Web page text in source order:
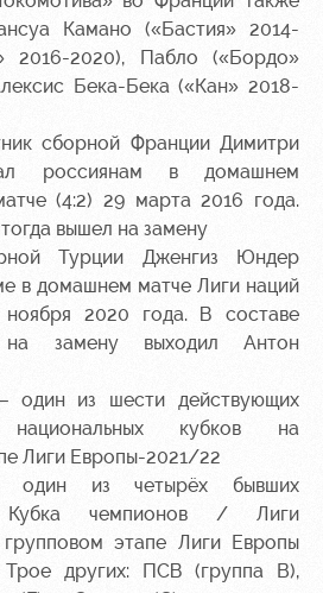
Камано («Бастия» 2014-
2016-2020), Пабло («Бордо»
Бека-Бека («Кан» 2018-
сборной Франции Димитри
россиянам в домашнем
(4:2) 29 марта 2016 года.
вышел на замену
Турции Дженгиз Юндер
в домашнем матче Лиги наций
2020 года. В составе
на замену выходил Антон
один из шести действующих
национальных кубков на
Лиги Европы-2021/22
один из четырёх бывших
Кубка чемпионов / Лиги
этапе Лиги Европы
Трое других: ПСВ (группа B),